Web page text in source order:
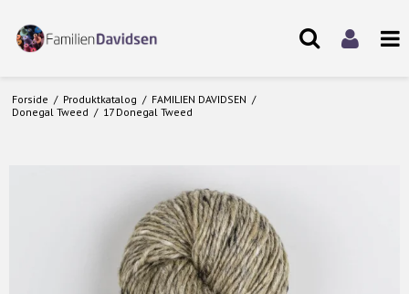
Forside / Produktkatalog / FAMILIEN DAVIDSEN /
Donegal Tweed / 17 Donegal Tweed